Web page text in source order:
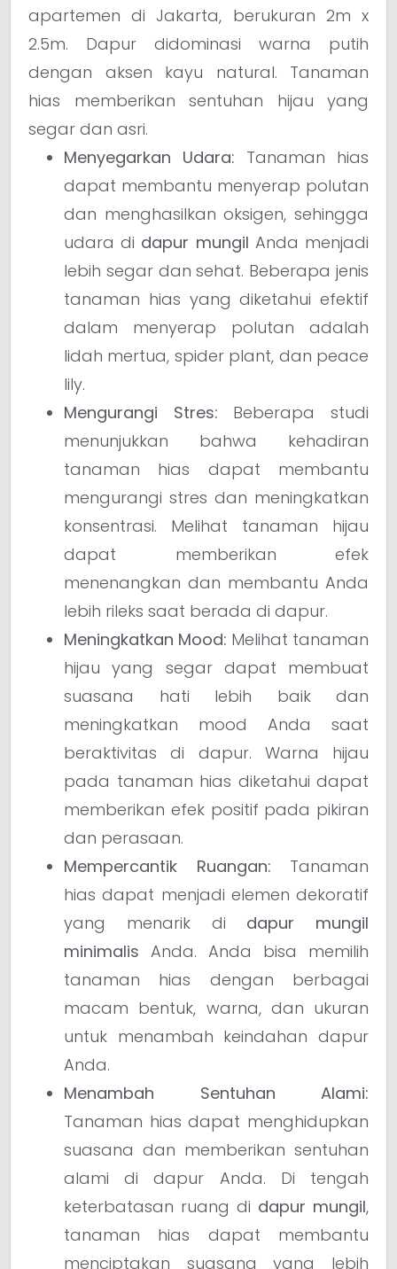
apartemen di Jakarta, berukuran 2m x
2.5m. Dapur didominasi warna putih
dengan aksen kayu natural. Tanaman
hias memberikan sentuhan hijau yang
segar dan asri.
Menyegarkan Udara: Tanaman hias
dapat membantu menyerap polutan
dan menghasilkan oksigen, sehingga
udara di dapur mungil Anda menjadi
lebih segar dan sehat. Beberapa jenis
tanaman hias yang diketahui efektif
dalam menyerap polutan adalah
lidah mertua, spider plant, dan peace
lily.
Mengurangi Stres: Beberapa studi
menunjukkan bahwa kehadiran
tanaman hias dapat membantu
mengurangi stres dan meningkatkan
konsentrasi. Melihat tanaman hijau
dapat memberikan efek
menenangkan dan membantu Anda
lebih rileks saat berada di dapur.
Meningkatkan Mood: Melihat tanaman
hijau yang segar dapat membuat
suasana hati lebih baik dan
meningkatkan mood Anda saat
beraktivitas di dapur. Warna hijau
pada tanaman hias diketahui dapat
memberikan efek positif pada pikiran
dan perasaan.
Mempercantik Ruangan: Tanaman
hias dapat menjadi elemen dekoratif
yang menarik di dapur mungil
minimalis Anda. Anda bisa memilih
tanaman hias dengan berbagai
macam bentuk, warna, dan ukuran
untuk menambah keindahan dapur
Anda.
Menambah Sentuhan Alami:
Tanaman hias dapat menghidupkan
suasana dan memberikan sentuhan
alami di dapur Anda. Di tengah
keterbatasan ruang di dapur mungil,
tanaman hias dapat membantu
menciptakan suasana yang lebih